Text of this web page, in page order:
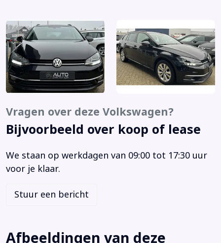
Control) tussen 0-210 km/h (DSG) (PF3)
Autonomous Emergency Braking
Bandenspanningscontrolesysteem
Bestuurdersairbag
Binnenspiegel automatisch dimmend
Bluetooth telefoonvoorbereiding
Bots waarschuwing systeem
Brake Assist System
Buitenspiegels in carrosseriekleur
Centrale deurvergrendeling met afstandsbediening
Comfortstoel(en)
Diefstalalarm (7AS)
Vragen over deze Volkswagen?
Bijvoorbeeld over koop of lease
We staan op werkdagen van 09:00 tot 17:30 uur
voor je klaar.
Stuur een bericht
Afbeeldingen van deze